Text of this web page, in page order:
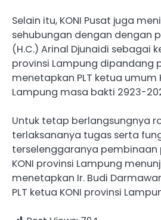
Selain itu, KONI Pusat juga
sehubungan dengan dengan
(H.C.) Arinal Djunaidi sebagai
provinsi Lampung dipandang
menetapkan PLT ketua umum
Lampung masa bakti 2923-
Untuk tetap berlangsungnya
terlaksananya tugas serta
terselenggaranya pembinaan
KONI provinsi Lampung
menetapkan Ir. Budi
PLT ketua KONI provinsi